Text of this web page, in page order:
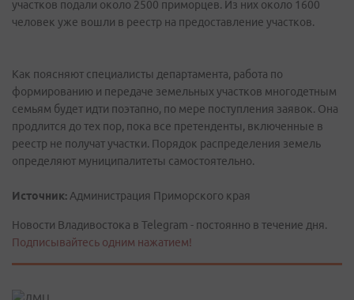
участков подали около 2500 приморцев. Из них около 1600
человек уже вошли в реестр на предоставление участков.
Как поясняют специалисты департамента, работа по
формированию и передаче земельных участков многодетным
семьям будет идти поэтапно, по мере поступления заявок. Она
продлится до тех пор, пока все претенденты, включенные в
реестр не получат участки. Порядок распределения земель
определяют муниципалитеты самостоятельно.
Источник: Администрация Приморского края
Новости Владивостока в Telegram - постоянно в течение дня.
Подписывайтесь одним нажатием!